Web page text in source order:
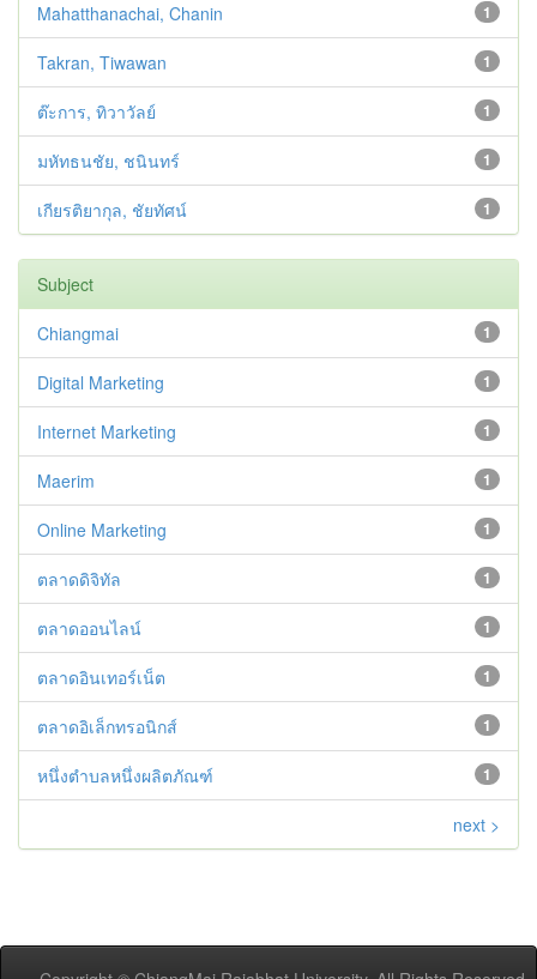
1
Mahatthanachai, Chanin
1
Takran, Tiwawan
1
ต๊ะการ, ทิวาวัลย์
1
มหัทธนชัย, ชนินทร์
1
เกียรติยากุล, ชัยทัศน์
Subject
1
Chiangmai
1
Digital Marketing
1
Internet Marketing
1
Maerim
1
Online Marketing
1
ตลาดดิจิทัล
1
ตลาดออนไลน์
1
ตลาดอินเทอร์เน็ต
1
ตลาดอิเล็กทรอนิกส์
1
หนึ่งตำบลหนึ่งผลิตภัณฑ์
next >